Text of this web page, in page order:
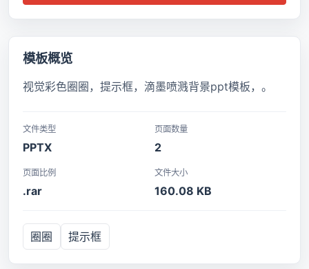
模板概览
视觉彩色圈圈，提示框，滴墨喷溅背景ppt模板，。
文件类型
PPTX
页面数量
2
页面比例
.rar
文件大小
160.08 KB
圈圈 提示框